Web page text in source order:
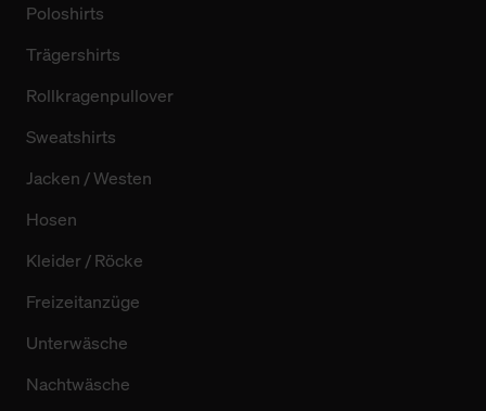
Poloshirts
Trägershirts
Rollkragenpullover
Sweatshirts
Jacken / Westen
Hosen
Kleider / Röcke
Freizeitanzüge
Unterwäsche
Nachtwäsche